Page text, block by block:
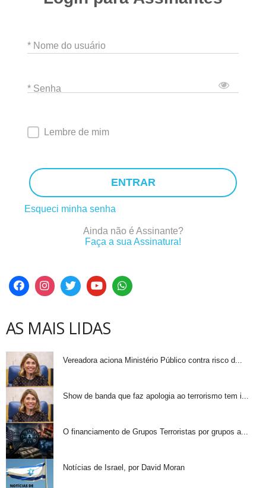
* Nome do usuário
* Senha
Lembre de mim
ENTRAR
Esqueci minha senha
Ainda não é Assinante?
Faça a sua Assinatura!
AS MAIS LIDAS
Vereadora aciona Ministério Público contra risco d...
Show de banda que faz apologia ao terrorismo tem i...
O financiamento de Grupos Terroristas por grupos a...
Notícias de Israel, por David Moran